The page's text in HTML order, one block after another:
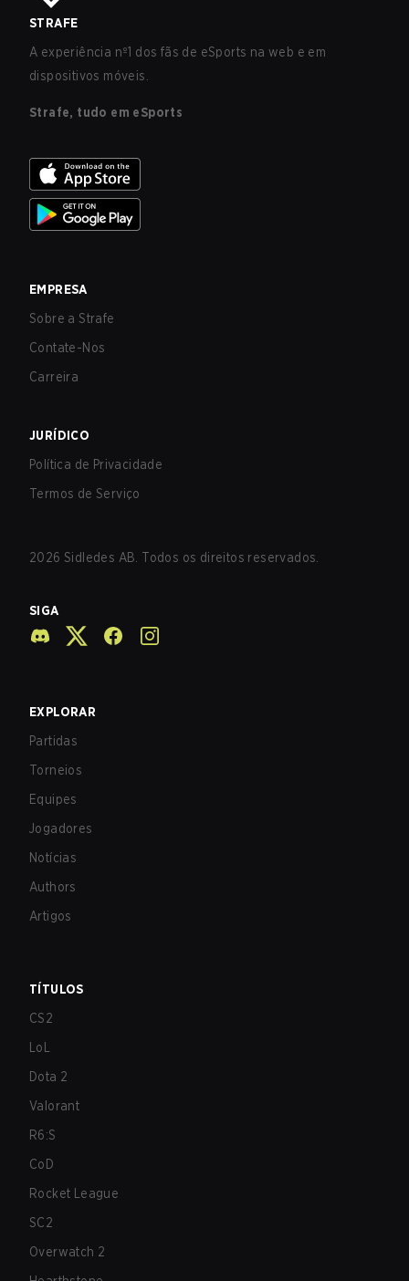
STRAFE
A experiência nº1 dos fãs de eSports na web e em
dispositivos móveis.
Strafe, tudo em eSports
EMPRESA
Sobre a Strafe
Contate-Nos
Carreira
JURÍDICO
Política de Privacidade
Termos de Serviço
2026 Sidledes AB. Todos os direitos reservados.
SIGA
EXPLORAR
Partidas
Torneios
Equipes
Jogadores
Notícias
Authors
Artigos
TÍTULOS
CS2
LoL
Dota 2
Valorant
R6:S
CoD
Rocket League
SC2
Overwatch 2